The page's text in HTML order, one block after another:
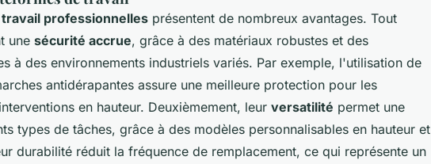
professionnelles présentent de nombreux avantages. Tout
une sécurité accrue, grâce à des matériaux robustes et des
à des environnements industriels variés. Par exemple, l'utilisation de
antidérapantes assure une meilleure protection pour les
en hauteur. Deuxièmement, leur versatilité permet une
types de tâches, grâce à des modèles personnalisables en hauteur et
durabilité réduit la fréquence de remplacement, ce qui représente un